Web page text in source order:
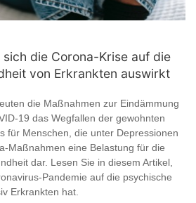
sich die Corona-Krise auf die
von Erkrankten auswirkt
die Maßnahmen zur Eindämmung
19 das Wegfallen der gewohnten
für Menschen, die unter Depressionen
Maßnahmen eine Belastung für die
dar. Lesen Sie in diesem Artikel,
Pandemie auf die psychische
Erkrankten hat.